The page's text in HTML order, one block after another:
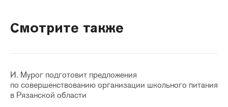
Смотрите также
И. Мурог подготовит предложения
по совершенствованию организации школьного питания
в Рязанской области